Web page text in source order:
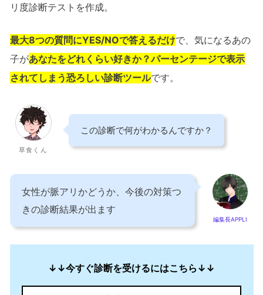
リ度診断テストを作成。
最大8つの質問にYES/NOで答えるだけで、気になるあの
子があなたをどれくらい好きか？パーセンテージで表示
されてしまう恐ろしい診断ツールです。
草食くん
この診断で何がわかるんですか？
編集長APPLI
女性が脈アリかどうか、今後の対策つ
きの診断結果が出ます
↓↓今すぐ診断を受けるにはこちら↓↓